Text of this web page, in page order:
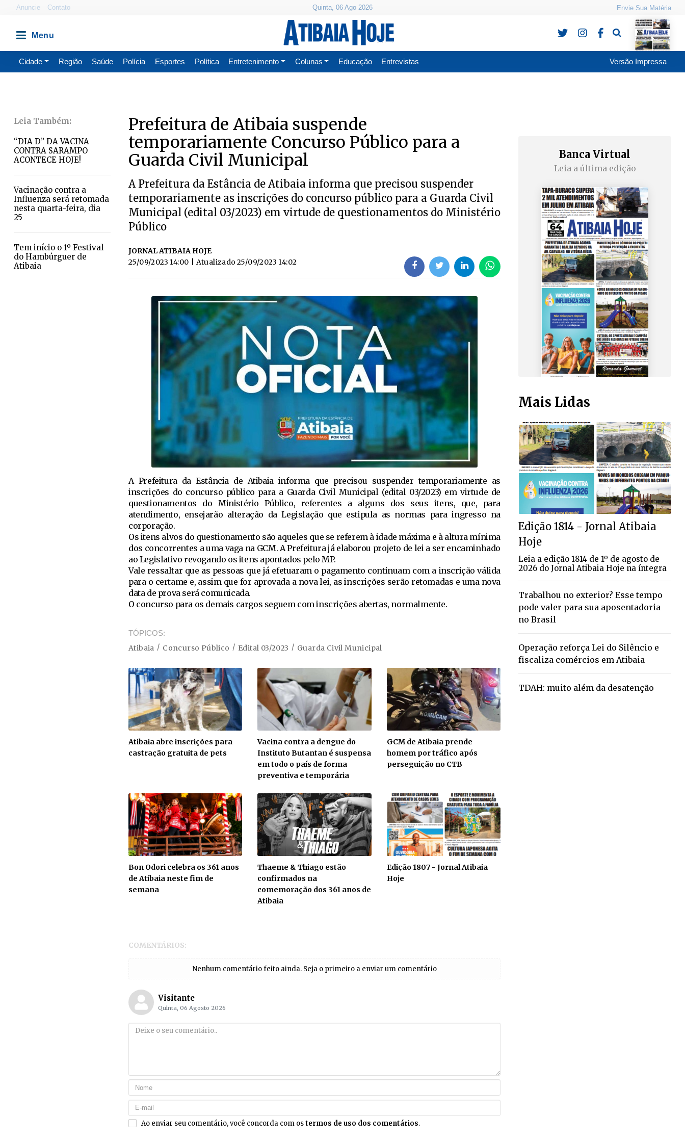
Anuncie Contato Quinta, 06 Ago 2026 Envie Sua Matéria
Pesquisa
Cidade Região Saúde Polícia Esportes Política Entretenimento Colunas Educação Entrevistas Versão Impressa
“DIA D” DA VACINA
CONTRA SARAMPO
ACONTECE HOJE!
​Vacinação contra a
Influenza será retomada
nesta quarta-feira, dia
25
​Tem início o 1º Festival
do Hambúrguer de
Atibaia
Prefeitura de Atibaia suspende
temporariamente Concurso Público para a
Guarda Civil Municipal
A Prefeitura da Estância de Atibaia informa que precisou suspender
temporariamente as inscrições do concurso público para a Guarda Civil
Municipal (edital 03/2023) em virtude de questionamentos do Ministério
Público
JORNAL ATIBAIA HOJE
25/09/2023 14:00
| Atualizado 25/09/2023 14:02
A Prefeitura da Estância de Atibaia informa que precisou suspender temporariamente as
inscrições do concurso público para a Guarda Civil Municipal (edital 03/2023) em virtude de
questionamentos do Ministério Público, referentes a alguns dos seus itens, que, para
atendimento, ensejarão alteração da Legislação que estipula as normas para ingresso na
corporação.
Os itens alvos do questionamento são aqueles que se referem à idade máxima e à altura mínima
dos concorrentes a uma vaga na GCM. A Prefeitura já elaborou projeto de lei a ser encaminhado
ao Legislativo revogando os itens apontados pelo MP.
Vale ressaltar que as pessoas que já efetuaram o pagamento continuam com a inscrição válida
para o certame e, assim que for aprovada a nova lei, as inscrições serão retomadas e uma nova
data de prova será comunicada.
O concurso para os demais cargos seguem com inscrições abertas, normalmente.
TÓPICOS
Atibaia Concurso Público Edital 03/2023 Guarda Civil Municipal
Atibaia abre inscrições para
castração gratuita de pets
Vacina contra a dengue do
Instituto Butantan é suspensa
em todo o país de forma
preventiva e temporária
GCM de Atibaia prende
homem por tráfico após
perseguição no CTB
Bon Odori celebra os 361 anos
de Atibaia neste fim de
semana
Thaeme & Thiago estão
confirmados na
comemoração dos 361 anos de
Atibaia
Edição 1807 - Jornal Atibaia
Hoje
COMENTÁRIOS:
Nenhum comentário feito ainda. Seja o primeiro a enviar um comentário
Visitante
Quinta, 06 Agosto 2026
Ao enviar seu comentário, você concorda com ostermos de uso dos comentários.
Banca Virtual
Leia a última edição
Mais Lidas
Edição 1814 - Jornal Atibaia
Hoje
Leia a edição 1814 de 1º de agosto de
2026 do Jornal Atibaia Hoje na íntegra
Trabalhou no exterior? Esse tempo
pode valer para sua aposentadoria
no Brasil
Operação reforça Lei do Silêncio e
fiscaliza comércios em Atibaia
TDAH: muito além da desatenção